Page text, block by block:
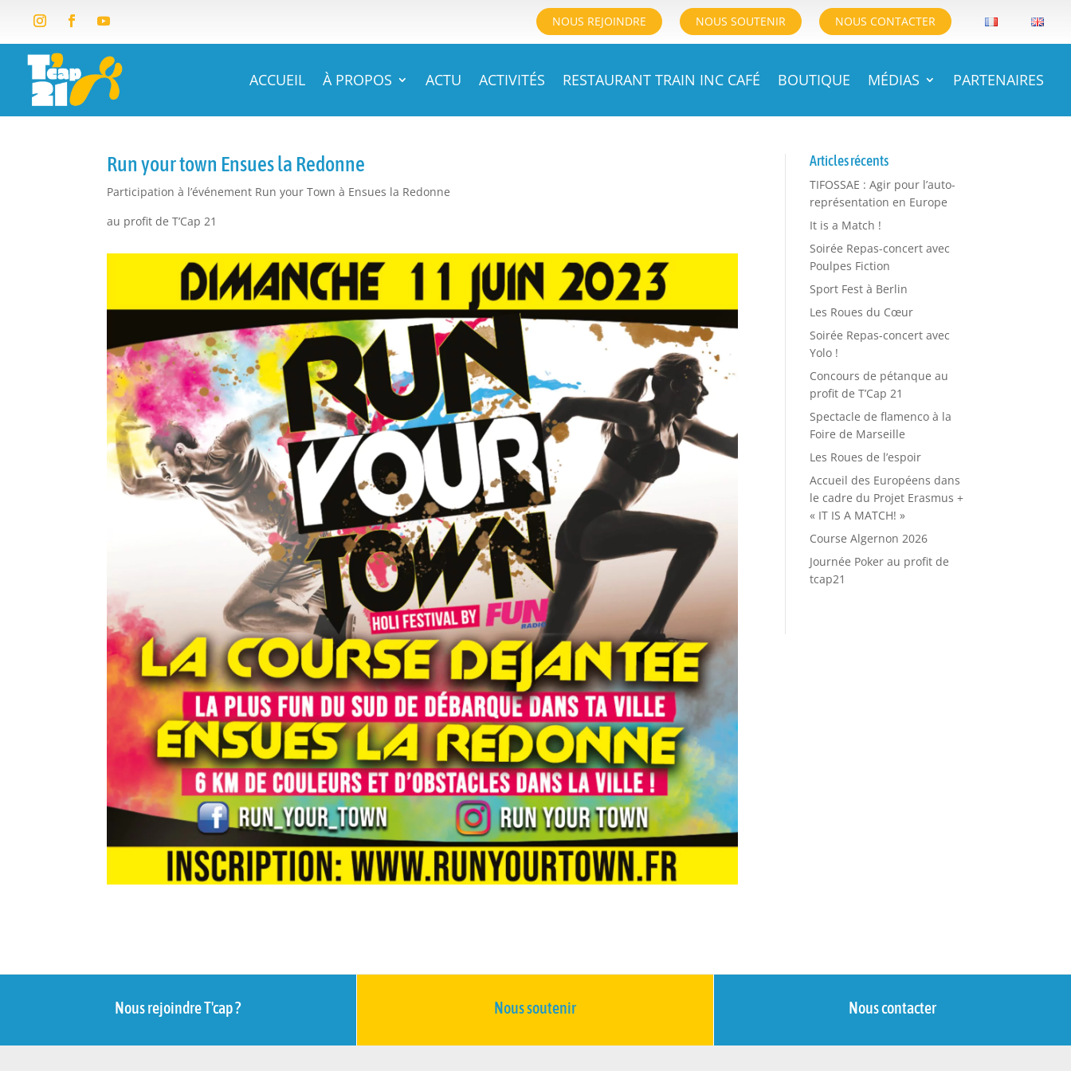
NOUS REJOINDRE NOUS SOUTENIR NOUS CONTACTER
ACCUEIL À PROPOS ACTU ACTIVITÉS RESTAURANT TRAIN INC CAFÉ BOUTIQUE MÉDIAS PARTENAIRES
Run your town Ensues la Redonne
Participation à l’événement Run your Town à Ensues la Redonne
au profit de T’Cap 21
Articles récents
TIFOSSAE : Agir pour l’auto-
représentation en Europe
It is a Match !
Soirée Repas-concert avec
Poulpes Fiction
Sport Fest à Berlin
Les Roues du Cœur
Soirée Repas-concert avec
Yolo !
Concours de pétanque au
profit de T’Cap 21
Spectacle de flamenco à la
Foire de Marseille
Les Roues de l’espoir
Accueil des Européens dans
le cadre du Projet Erasmus +
« IT IS A MATCH! »
Course Algernon 2026
Journée Poker au profit de
tcap21
Nous rejoindre T'cap ? Nous soutenir Nous contacter